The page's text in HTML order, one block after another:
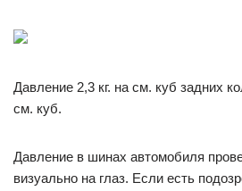
Давление 2,3 кг. на см. куб задних
см. куб.
Давление в шинах автомобиля
визуально на глаз. Если есть